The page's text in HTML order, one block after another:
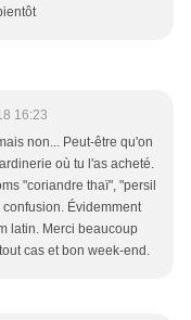
16:23
non... Peut-être qu'on
où tu l'as acheté.
"coriandre thaï", "persil
Évidemment
latin. Merci beaucoup
cas et bon week-end.